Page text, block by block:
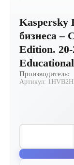
Kaspersky
бизнеса –
Edition.
Производитель:
Артикул: